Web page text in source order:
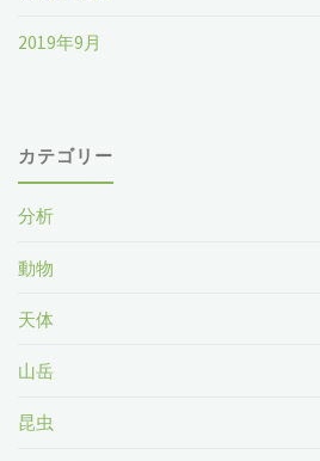
2019年9月
カテゴリー
分析
動物
天体
山岳
昆虫